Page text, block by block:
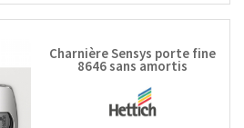
Charnière Sensys porte fine
8646 sans amortis